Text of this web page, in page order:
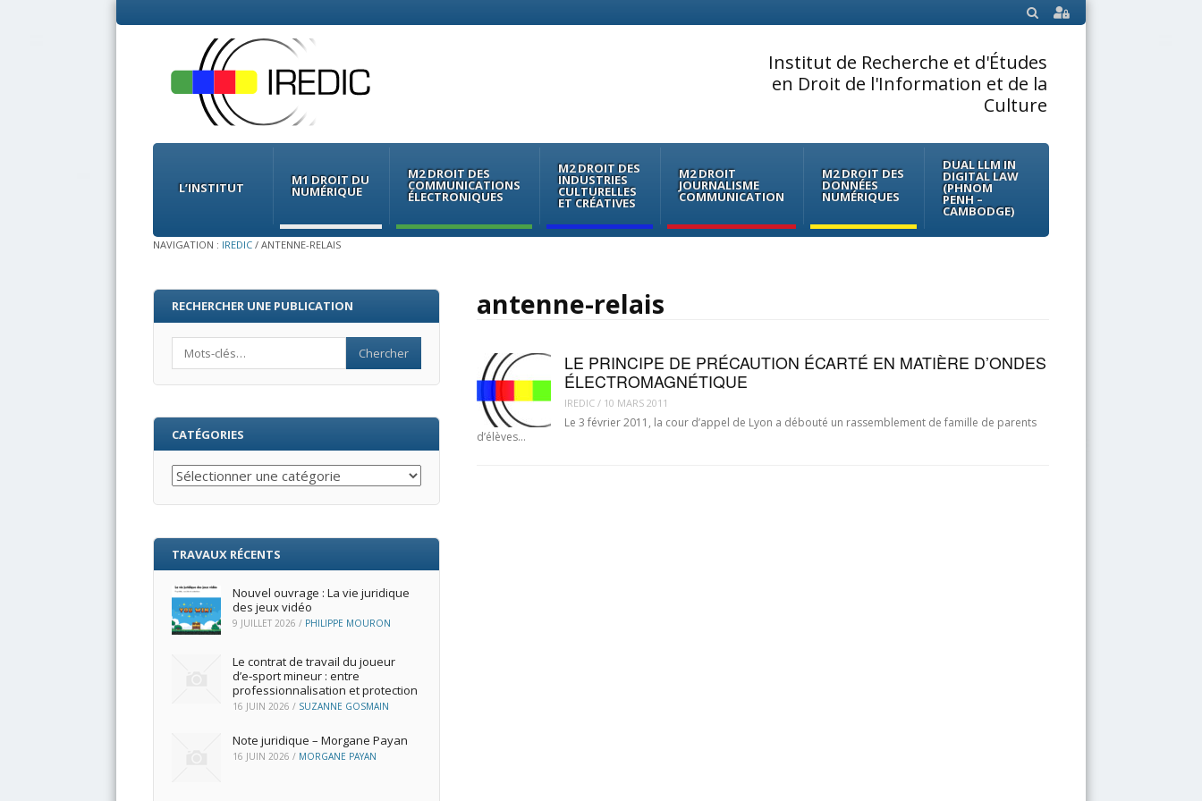
SEARCH
Institut de Recherche et d'Études
en Droit de l'Information et de la
Culture
Menu
Skip
contentL’INSTITUT M1 DROIT DU
NUMÉRIQUE
M2 DROIT DES
COMMUNICATIONS
ÉLECTRONIQUES
M2 DROIT DES
INDUSTRIES
CULTURELLES
ET CRÉATIVES
M2 DROIT
JOURNALISME
COMMUNICATION
M2 DROIT DES
DONNÉES
NUMÉRIQUES
DUAL LLM IN
DIGITAL LAW
(PHNOM
PENH –
CAMBODGE)
NAVIGATION : IREDIC / ANTENNE-RELAIS
antenne-relais
LE PRINCIPE DE PRÉCAUTION ÉCARTÉ EN MATIÈRE D’ONDES
ÉLECTROMAGNÉTIQUE
IREDIC/ 10 MARS 2011
Le 3 février 2011, la cour d’appel de Lyon a débouté un rassemblement de famille de parents
d’élèves…
RECHERCHER UNE PUBLICATION
CATÉGORIES
Catégories
TRAVAUX RÉCENTS
Nouvel ouvrage : La vie juridique
des jeux vidéo
9 JUILLET 2026 / PHILIPPE MOURON
Le contrat de travail du joueur
d’e‑sport mineur : entre
professionnalisation et protection
16 JUIN 2026 / SUZANNE GOSMAIN
Note juridique – Morgane Payan
16 JUIN 2026 / MORGANE PAYAN